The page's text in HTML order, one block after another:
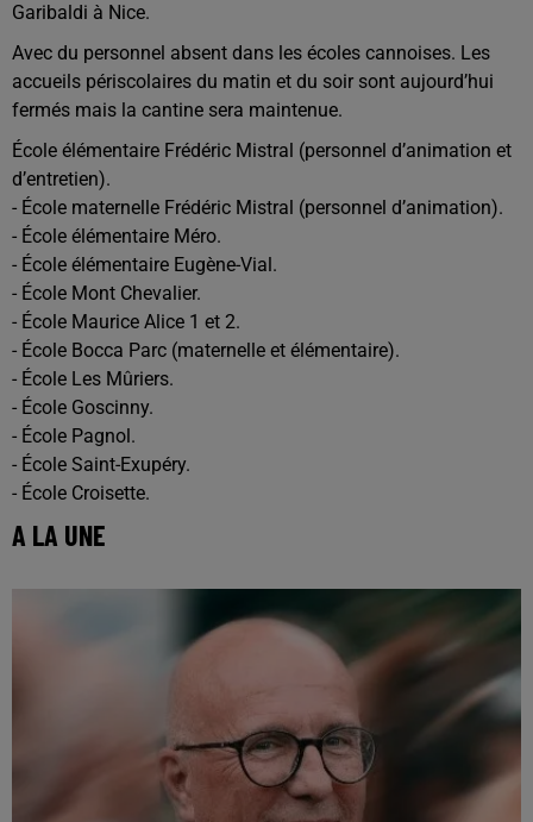
Garibaldi à Nice.
Avec du personnel absent dans les écoles cannoises. Les
accueils périscolaires du matin et du soir sont aujourd’hui
fermés mais la cantine sera maintenue.
École élémentaire Frédéric Mistral (personnel d’animation et
d’entretien).
- École maternelle Frédéric Mistral (personnel d’animation).
- École élémentaire Méro.
- École élémentaire Eugène-Vial.
- École Mont Chevalier.
- École Maurice Alice 1 et 2.
- École Bocca Parc (maternelle et élémentaire).
- École Les Mûriers.
- École Goscinny.
- École Pagnol.
- École Saint-Exupéry.
- École Croisette.
A LA UNE